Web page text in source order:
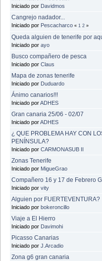
Iniciado por Davidmos
Cangrejo nadador...
Iniciado por Pescacharco « 1 2 »
Queda alguien de tenerife por
Iniciado por ayo
Busco compañero de pesca
Iniciado por Claus
Mapa de zonas tenerife
Iniciado por Duduardo
Ánimo canarios!!!
Iniciado porADHES
Gran canaria 25/06 - 02/07
Iniciado porADHES
¿ QUE PROBLEMA HAY CON
PENÍNSULA?
Iniciado por CARMONASUB II
Zonas Tenerife
Iniciado por MigueGrao
Compañero 16 y 17 de Febrero
Iniciado por vity
Alguien por FUERTEVENTURA?
Iniciado por bokeroncillo
Viaje a El Hierro
Iniciado por Davimohi
Picasso Canarias
Iniciado por J.Arcadio
Zona g6 gran canaria